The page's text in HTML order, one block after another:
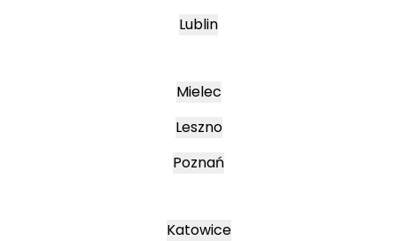
Lublin
Mielec
Leszno
Poznań
Katowice